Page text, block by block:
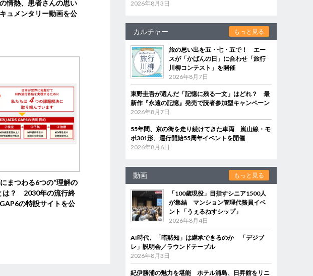
情熱、患者さんの思い
ュメンタリー動画を公
まつわる6つの“理解の
は？ 2030年の流行終
の特設サイトを公
2026年8月3日
カルチャー もっと見る
旅の思い出を五・七・五で！ エー
スが「かばんの日」に合わせ「旅行
川柳コンテスト」を開催
2026年8月7日
東野圭吾が選んだ「記憶に残る一文」はどれ？ 最
新作『永遠の記憶』発売で読者参加型キャンペーン
2026年8月7日
55年間、京の街を走り続けてきた車両 嵐山線・モ
ボ301形、運行開始55周年イベントを開催
2026年8月6日
動画 もっと見る
「100歳現役」目指すシニア1500人
が集結 マンション管理代務員イベ
ント「うぇるねすシップ」
2026年8月4日
AI時代、「暗黙知」は継承できるのか 「デジブ
レ」説明会／ラウンドテーブル
2026年8月3日
紀伊勝浦の魅力を堪能 ホテル浦島、日昇館をリニ